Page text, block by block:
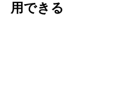
用できる